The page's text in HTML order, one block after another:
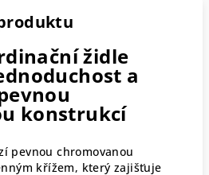
židle
a
konstrukcí
pevnou chromovanou
křížem, který zajišťuje